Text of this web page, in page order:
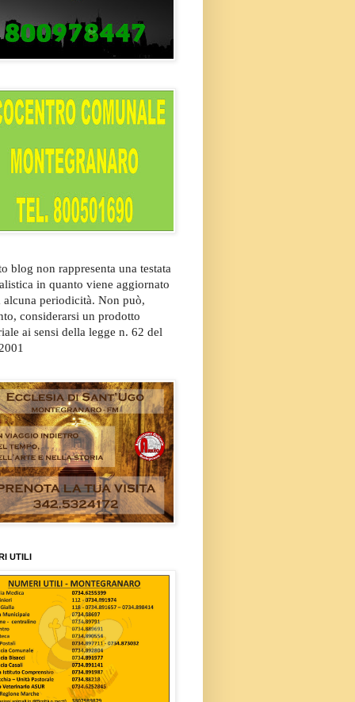
blog non rappresenta una testata
in quanto viene aggiornato
alcuna periodicità. Non può,
considerarsi un prodotto
ai sensi della legge n. 62 del
UTILI